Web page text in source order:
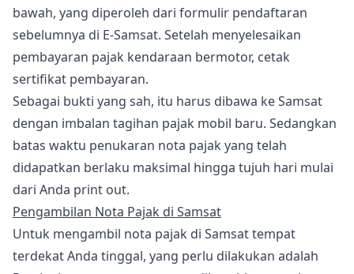
bawah, yang diperoleh dari formulir pendaftaran
sebelumnya di E-Samsat. Setelah menyelesaikan
pembayaran pajak kendaraan bermotor, cetak
sertifikat pembayaran.
Sebagai bukti yang sah, itu harus dibawa ke Samsat
dengan imbalan tagihan pajak mobil baru. Sedangkan
batas waktu penukaran nota pajak yang telah
didapatkan berlaku maksimal hingga tujuh hari mulai
dari Anda print out.
Pengambilan Nota Pajak di Samsat
Untuk mengambil nota pajak di Samsat tempat
terdekat Anda tinggal, yang perlu dilakukan adalah